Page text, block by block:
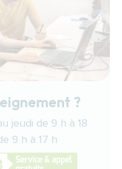
?
jeudi de 9 h à 18
9 h à 17 h